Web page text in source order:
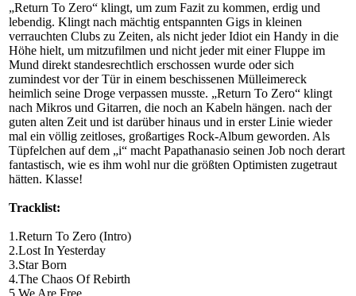
„Return To Zero“ klingt, um zum Fazit zu kommen, erdig und
lebendig. Klingt nach mächtig entspannten Gigs in kleinen
verrauchten Clubs zu Zeiten, als nicht jeder Idiot ein Handy in die
Höhe hielt, um mitzufilmen und nicht jeder mit einer Fluppe im
Mund direkt standesrechtlich erschossen wurde oder sich
zumindest vor der Tür in einem beschissenen Mülleimereck
heimlich seine Droge verpassen musste. „Return To Zero“ klingt
nach Mikros und Gitarren, die noch an Kabeln hängen. nach der
guten alten Zeit und ist darüber hinaus und in erster Linie wieder
mal ein völlig zeitloses, großartiges Rock-Album geworden. Als
Tüpfelchen auf dem „i“ macht Papathanasio seinen Job noch derart
fantastisch, wie es ihm wohl nur die größten Optimisten zugetraut
hätten. Klasse!
Tracklist:
1.Return To Zero (Intro)
2.Lost In Yesterday
3.Star Born
4.The Chaos Of Rebirth